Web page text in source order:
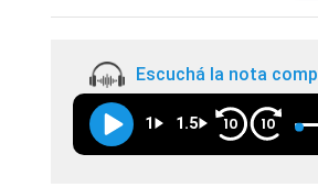
Escuchá la nota
1 1.5 10 10